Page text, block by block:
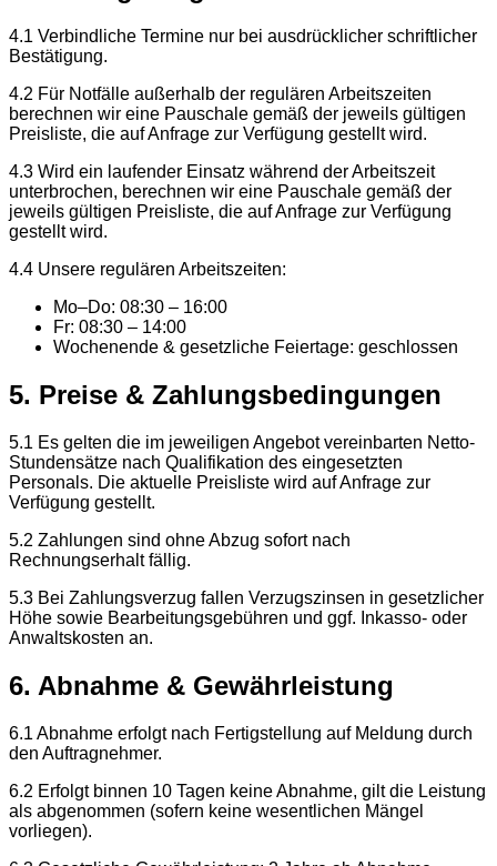
4.1 Verbindliche Termine nur bei ausdrücklicher schriftlicher
Bestätigung.
4.2 Für Notfälle außerhalb der regulären Arbeitszeiten
berechnen wir eine Pauschale gemäß der jeweils gültigen
Preisliste, die auf Anfrage zur Verfügung gestellt wird.
4.3 Wird ein laufender Einsatz während der Arbeitszeit
unterbrochen, berechnen wir eine Pauschale gemäß der
jeweils gültigen Preisliste, die auf Anfrage zur Verfügung
gestellt wird.
4.4 Unsere regulären Arbeitszeiten:
Mo–Do: 08:30 – 16:00
Fr: 08:30 – 14:00
Wochenende & gesetzliche Feiertage: geschlossen
5. Preise & Zahlungsbedingungen
5.1 Es gelten die im jeweiligen Angebot vereinbarten Netto-
Stundensätze nach Qualifikation des eingesetzten
Personals. Die aktuelle Preisliste wird auf Anfrage zur
Verfügung gestellt.
5.2 Zahlungen sind ohne Abzug sofort nach
Rechnungserhalt fällig.
5.3 Bei Zahlungsverzug fallen Verzugszinsen in gesetzlicher
Höhe sowie Bearbeitungsgebühren und ggf. Inkasso- oder
Anwaltskosten an.
6. Abnahme & Gewährleistung
6.1 Abnahme erfolgt nach Fertigstellung auf Meldung durch
den Auftragnehmer.
6.2 Erfolgt binnen 10 Tagen keine Abnahme, gilt die Leistung
als abgenommen (sofern keine wesentlichen Mängel
vorliegen).